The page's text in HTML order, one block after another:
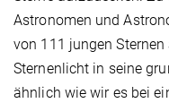
Astronomen und
von 111 jungen
Sternenlicht in seine
ähnlich wie wir es bei